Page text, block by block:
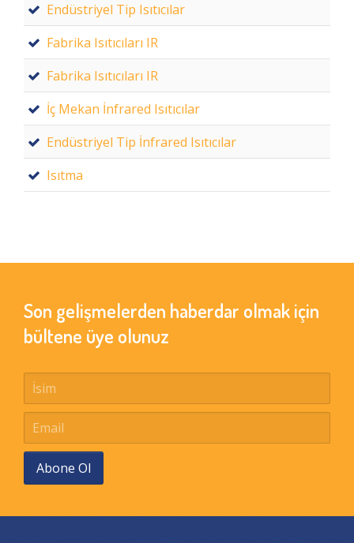
Endüstriyel Tip Isıtıcılar
Fabrika Isıtıcıları IR
Fabrika Isıtıcıları IR
İç Mekan İnfrared Isıtıcılar
Endüstriyel Tip İnfrared Isıtıcılar
Isıtma
Son gelişmelerden haberdar olmak için
bültene üye olunuz
Abone Ol